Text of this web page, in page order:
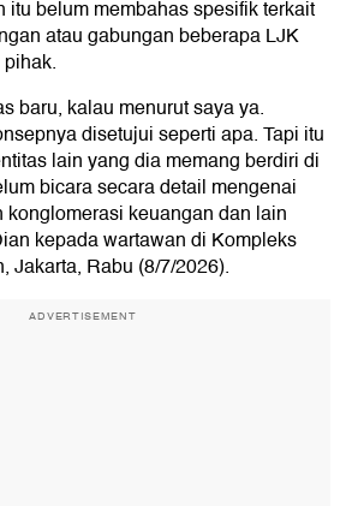
itu belum membahas spesifik terkait
atau gabungan beberapa LJK
baru, kalau menurut saya ya.
disetujui seperti apa. Tapi itu
lain yang dia memang berdiri di
bicara secara detail mengenai
konglomerasi keuangan dan lain
kepada wartawan di Kompleks
Jakarta, Rabu (8/7/2026).
ADVERTISEMENT